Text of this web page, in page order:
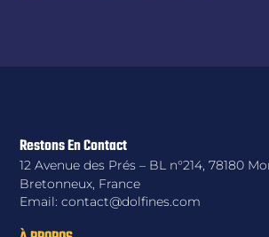
Restons En Contact
12 Avenue des Prés – BL n°214, 78180
Bretonneux, France
Email: contact@dolfines.com